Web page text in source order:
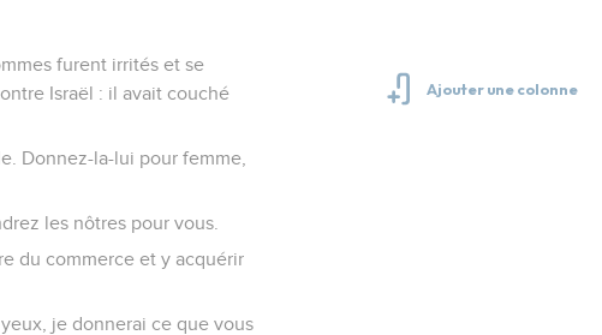
furent irrités et se
Israël : il avait couché
Donnez-la-lui pour femme,
les nôtres pour vous.
du commerce et y acquérir
je donnerai ce que vous